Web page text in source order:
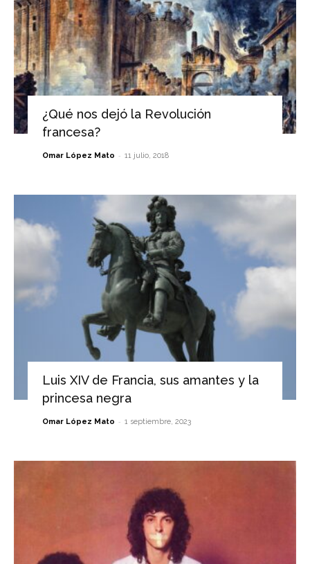
¿Qué nos dejó la Revolución
francesa?
Omar López Mato - 11 julio, 2018
Luis XIV de Francia, sus amantes y la
princesa negra
Omar López Mato - 1 septiembre, 2023